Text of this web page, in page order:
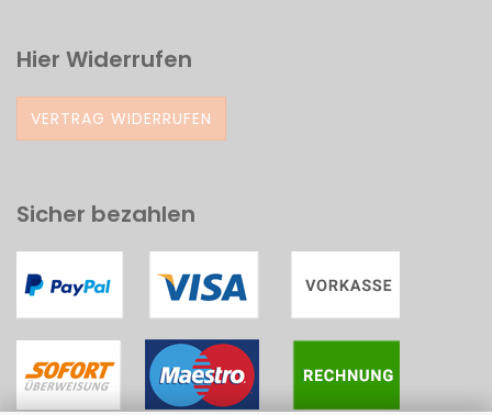
Hier Widerrufen
VERTRAG WIDERRUFEN
Sicher bezahlen